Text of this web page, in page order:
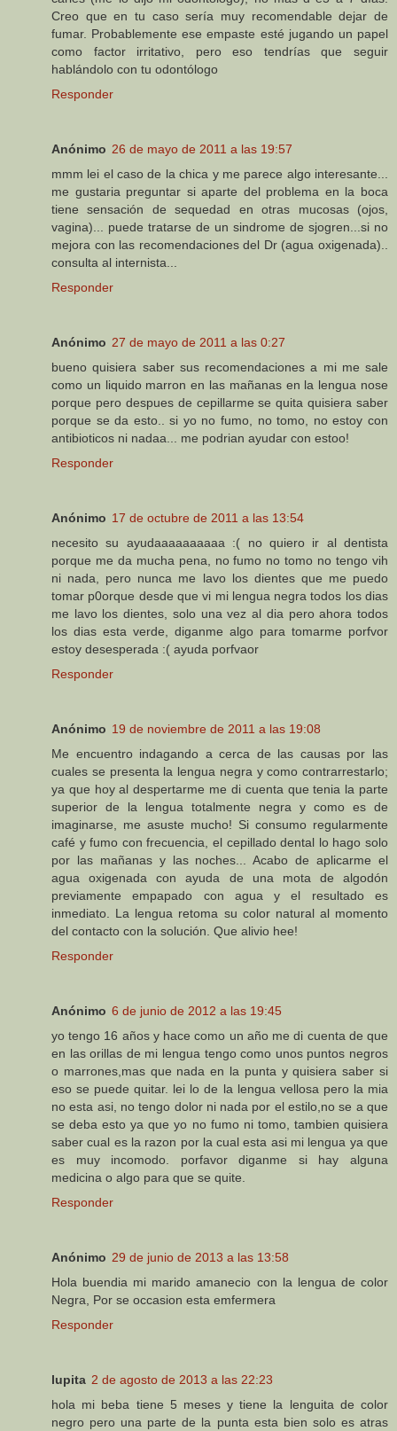
Creo que en tu caso sería muy recomendable dejar de
fumar. Probablemente ese empaste esté jugando un papel
como factor irritativo, pero eso tendrías que seguir
hablándolo con tu odontólogo
Responder
Anónimo 26 de mayo de 2011 a las 19:57
mmm lei el caso de la chica y me parece algo interesante...
me gustaria preguntar si aparte del problema en la boca
tiene sensación de sequedad en otras mucosas (ojos,
vagina)... puede tratarse de un sindrome de sjogren...si no
mejora con las recomendaciones del Dr (agua oxigenada)..
consulta al internista...
Responder
Anónimo 27 de mayo de 2011 a las 0:27
bueno quisiera saber sus recomendaciones a mi me sale
como un liquido marron en las mañanas en la lengua nose
porque pero despues de cepillarme se quita quisiera saber
porque se da esto.. si yo no fumo, no tomo, no estoy con
antibioticos ni nadaa... me podrian ayudar con estoo!
Responder
Anónimo 17 de octubre de 2011 a las 13:54
necesito su ayudaaaaaaaaaa :( no quiero ir al dentista
porque me da mucha pena, no fumo no tomo no tengo vih
ni nada, pero nunca me lavo los dientes que me puedo
tomar p0orque desde que vi mi lengua negra todos los dias
me lavo los dientes, solo una vez al dia pero ahora todos
los dias esta verde, diganme algo para tomarme porfvor
estoy desesperada :( ayuda porfvaor
Responder
Anónimo 19 de noviembre de 2011 a las 19:08
Me encuentro indagando a cerca de las causas por las
cuales se presenta la lengua negra y como contrarrestarlo;
ya que hoy al despertarme me di cuenta que tenia la parte
superior de la lengua totalmente negra y como es de
imaginarse, me asuste mucho! Si consumo regularmente
café y fumo con frecuencia, el cepillado dental lo hago solo
por las mañanas y las noches... Acabo de aplicarme el
agua oxigenada con ayuda de una mota de algodón
previamente empapado con agua y el resultado es
inmediato. La lengua retoma su color natural al momento
del contacto con la solución. Que alivio hee!
Responder
Anónimo 6 de junio de 2012 a las 19:45
yo tengo 16 años y hace como un año me di cuenta de que
en las orillas de mi lengua tengo como unos puntos negros
o marrones,mas que nada en la punta y quisiera saber si
eso se puede quitar. lei lo de la lengua vellosa pero la mia
no esta asi, no tengo dolor ni nada por el estilo,no se a que
se deba esto ya que yo no fumo ni tomo, tambien quisiera
saber cual es la razon por la cual esta asi mi lengua ya que
es muy incomodo. porfavor diganme si hay alguna
medicina o algo para que se quite.
Responder
Anónimo 29 de junio de 2013 a las 13:58
Hola buendia mi marido amanecio con la lengua de color
Negra, Por se occasion esta emfermera
Responder
lupita 2 de agosto de 2013 a las 22:23
hola mi beba tiene 5 meses y tiene la lenguita de color
negro pero una parte de la punta esta bien solo es atras